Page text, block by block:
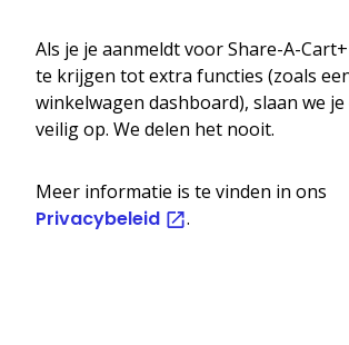
Als je je aanmeldt voor Share-A-
te krijgen tot extra functies (zoals
winkelwagen dashboard), slaan we
veilig op. We delen het nooit.
Meer informatie is te vinden in ons
Privacybeleid .